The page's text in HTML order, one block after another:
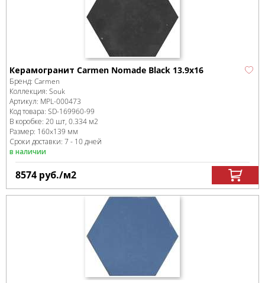
Керамогранит Carmen Nomade Black 13.9х16
Бренд: Carmen
Коллекция: Souk
Артикул: MPL-000473
Код товара: SD-169960-99
В коробке: 20 шт, 0.334 м2
Размер: 160x139 мм
Сроки доставки: 7 - 10 дней
в наличии
8574 руб./м2